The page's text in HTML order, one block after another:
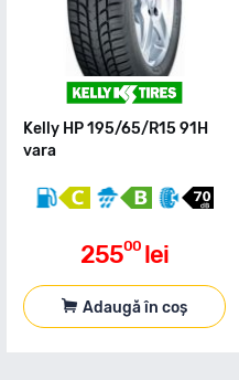
Kelly HP 195/65/R15 91H
vara
25500 lei
Adaugă în coș